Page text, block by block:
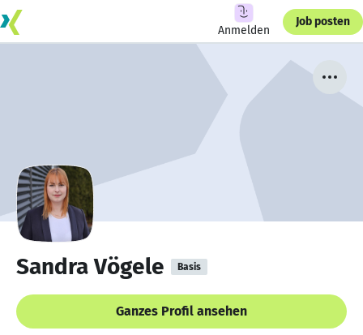
Anmelden
Job posten
Sandra Vögele Basis
Ganzes Profil ansehen